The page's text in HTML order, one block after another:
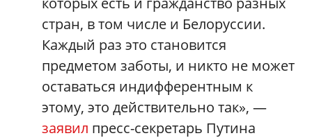
стран, в том числе и Белоруссии.
Каждый раз это становится
предметом заботы, и никто не может
оставаться индифферентным к
этому, это действительно так», —
заявил пресс-секретарь Путина